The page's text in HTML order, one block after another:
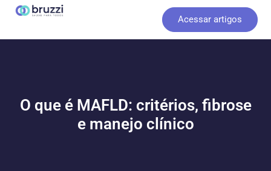
o
Acessar artigos
O que é MAFLD: critérios, fibrose
e manejo clínico